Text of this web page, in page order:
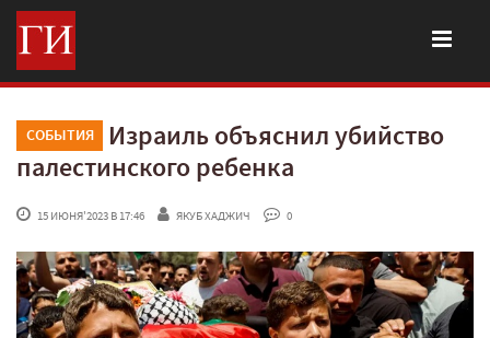
СОБЫТИЯ
Израиль объяснил убийство
палестинского ребенка
15 ИЮНЯ'2023 В 17:46 ЯКУБ ХАДЖИЧ 0